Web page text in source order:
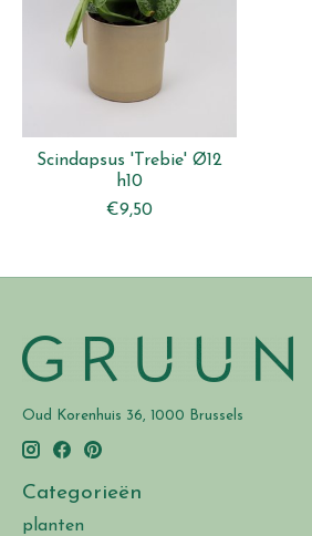
Scindapsus 'Trebie' Ø12
h10
€9,50
Oud Korenhuis 36, 1000 Brussels
Categorieën
planten